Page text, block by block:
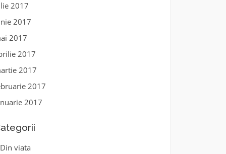
2017
2017
2017
2017
2017
2017
2017
Din viata